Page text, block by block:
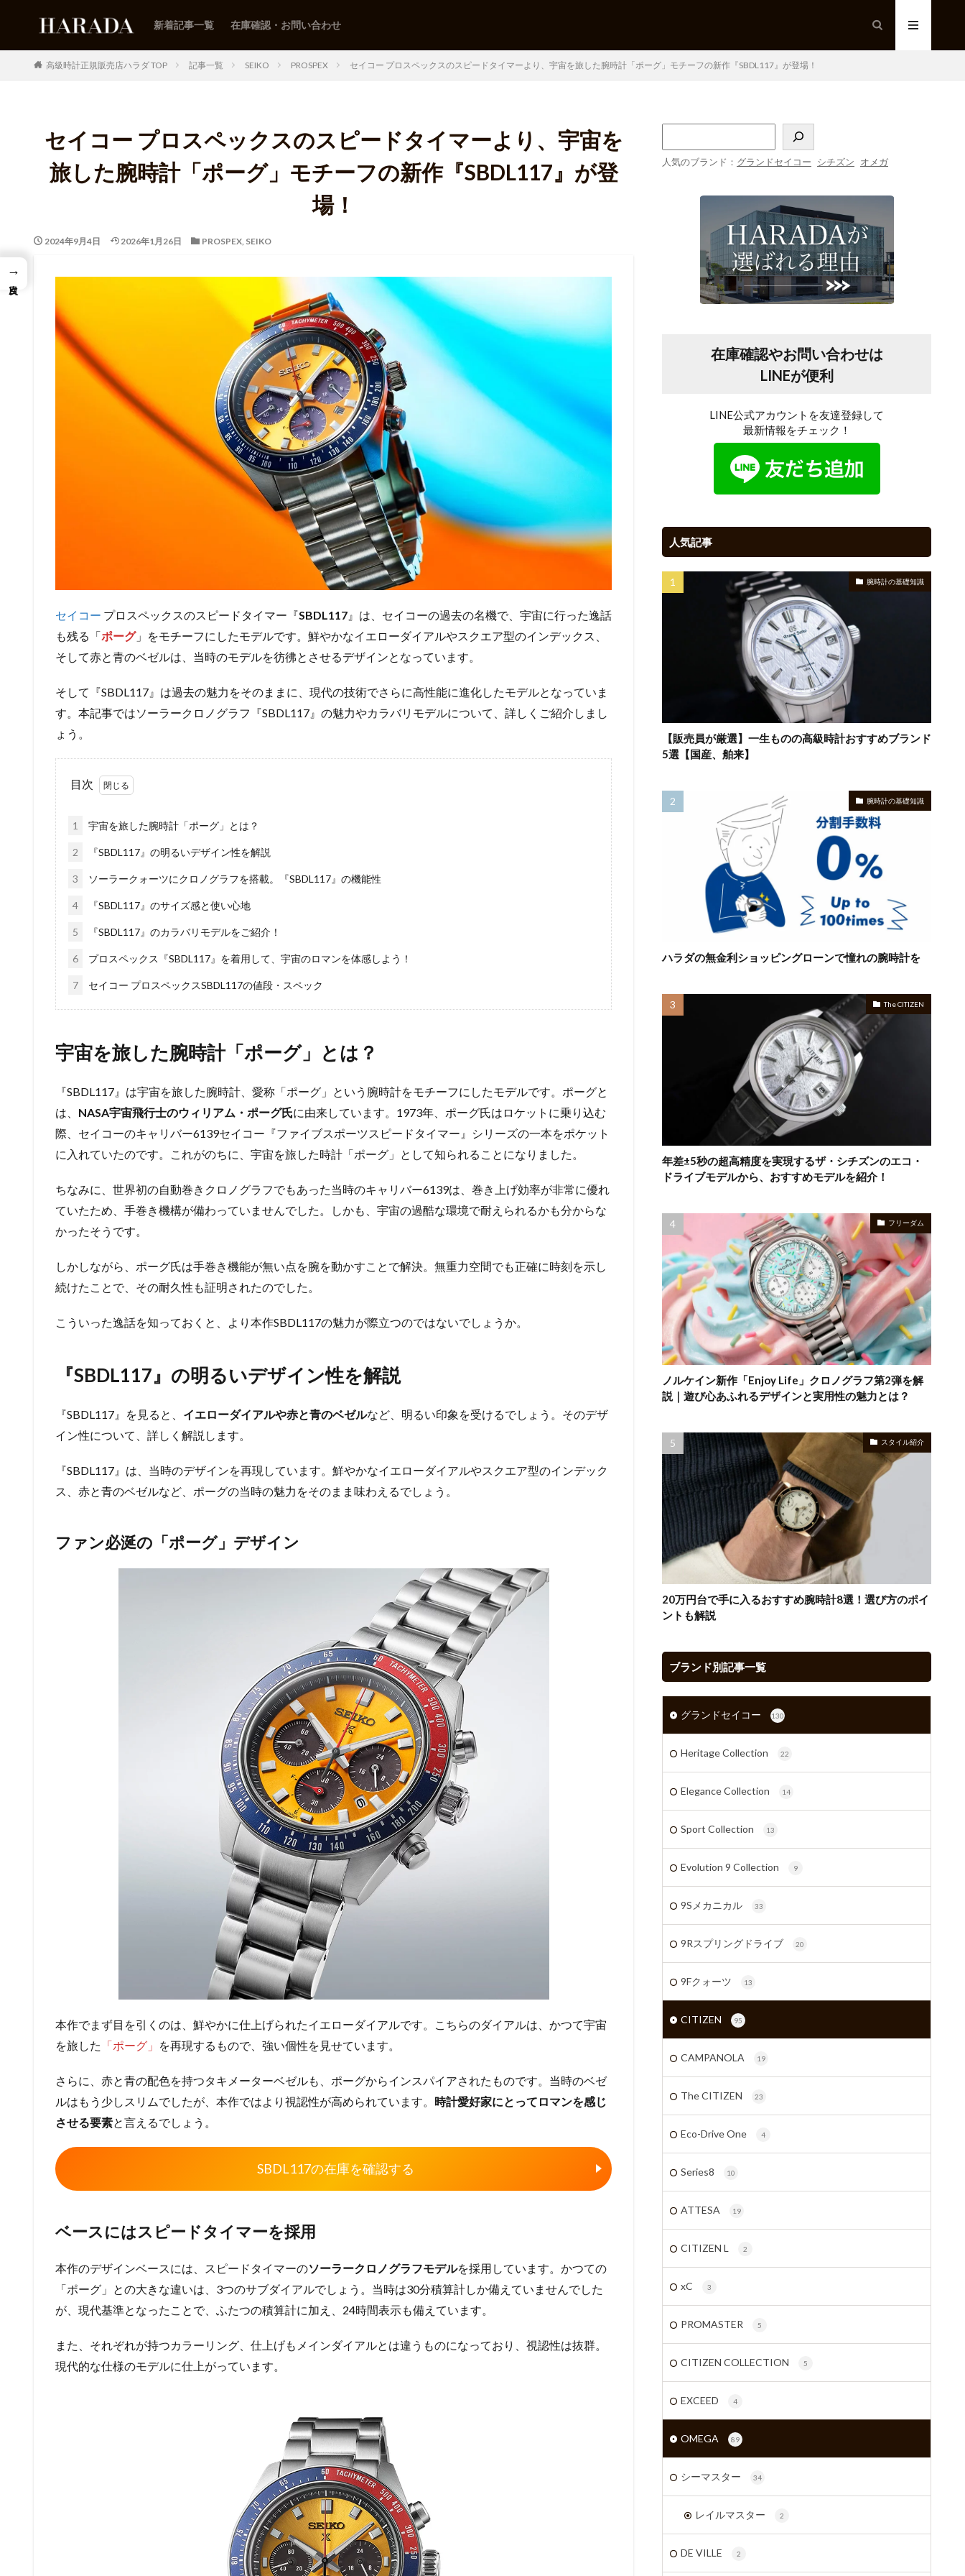
新着記事一覧 在庫確認・お問い合わせ
高級時計正規販売店ハラダ TOP 記事一覧 SEIKO PROSPEX セイコー プロスペックスのスピードタイマーより、宇宙を旅した腕時計「ポーグ」モチーフの新作『SBDL117』が登場！
セイコー プロスペックスのスピードタイマーより、宇宙を
旅した腕時計「ポーグ」モチーフの新作『SBDL117』が登
場！
2024年9月4日 2026年1月26日 PROSPEX, SEIKO
セイコー プロスペックスのスピードタイマー『SBDL117 』は、セイコーの過去の名機で、宇宙に行った逸話
も残る「ポーグ」をモチーフにしたモデルです。鮮やかなイエローダイアルやスクエア型のインデックス、
そして赤と青のベゼルは、当時のモデルを彷彿とさせるデザインとなっています。
そして『SBDL117』は過去の魅力をそのままに、現代の技術でさらに高性能に進化したモデルとなっていま
す。本記事ではソーラークロノグラフ『SBDL117』の魅力やカラバリモデルについて、詳しくご紹介しまし
ょう。
目次
1 宇宙を旅した腕時計「ポーグ」とは？
2 『SBDL117』の明るいデザイン性を解説
3 ソーラークォーツにクロノグラフを搭載。『SBDL117』の機能性
4 『SBDL117』のサイズ感と使い心地
5 『SBDL117』のカラバリモデルをご紹介！
6 プロスペックス『SBDL117』を着用して、宇宙のロマンを体感しよう！
7 セイコー プロスペックスSBDL117の値段・スペック
宇宙を旅した腕時計「ポーグ」とは？
『SBDL117』は宇宙を旅した腕時計、愛称「ポーグ」という腕時計をモチーフにしたモデルです。ポーグと
は、 NASA宇宙飛行士のウィリアム・ポーグ氏に由来しています。1973年、ポーグ氏はロケットに乗り込む
際、セイコーのキャリバー6139セイコー『ファイブスポーツスピードタイマー』シリーズの一本をポケット
に入れていたのです。これがのちに、宇宙を旅した時計「ポーグ」として知られることになりました。
ちなみに、世界初の自動巻きクロノグラフでもあった当時のキャリバー6139は、巻き上げ効率が非常に優れ
ていたため、手巻き機構が備わっていませんでした。しかも、宇宙の過酷な環境で耐えられるかも分からな
かったそうです。
しかしながら、ポーグ氏は手巻き機能が無い点を腕を動かすことで解決。無重力空間でも正確に時刻を示し
続けたことで、その耐久性も証明されたのでした。
こういった逸話を知っておくと、より本作SBDL117の魅力が際立つのではないでしょうか。
『SBDL117』の明るいデザイン性を解説
『SBDL117』を見ると、 イエローダイアルや赤と青のベゼルなど、明るい印象を受けるでしょう。そのデザ
イン性について、詳しく解説します。
『SBDL117』は、当時のデザインを再現しています。鮮やかなイエローダイアルやスクエア型のインデック
ス、赤と青のベゼルなど、ポーグの当時の魅力をそのまま味わえるでしょう。
ファン必涎の「ポーグ」デザイン
本作でまず目を引くのは、鮮やかに仕上げられたイエローダイアルです。こちらのダイアルは、かつて宇宙
を旅した 「ポーグ」 を再現するもので、強い個性を見せています。
さらに、赤と青の配色を持つタキメーターベゼルも、ポーグからインスパイアされたものです。当時のベゼ
ルはもう少しスリムでしたが、本作ではより視認性が高められています。 時計愛好家にとってロマンを感じ
させる要素と言えるでしょう。
SBDL117の在庫を確認する
ベースにはスピードタイマーを採用
本作のデザインベースには、スピードタイマーのソーラークロノグラフモデルを採用しています。かつての
「ポーグ」との大きな違いは、3つのサブダイアルでしょう。当時は30分積算計しか備えていませんでした
が、現代基準となったことで、ふたつの積算計に加え、24時間表示も備えています。
また、それぞれが持つカラーリング、仕上げもメインダイアルとは違うものになっており、視認性は抜群。
現代的な仕様のモデルに仕上がっています。
人気のブランド： グランドセイコー シチズン オメガ
在庫確認やお問い合わせは
LINEが便利
LINE公式アカウントを友達登録して
最新情報をチェック！
人気記事
腕時計の基礎知識
【販売員が厳選】一生ものの高級時計おすすめブランド
5選【国産、舶来】
腕時計の基礎知識
ハラダの無金利ショッピングローンで憧れの腕時計を
The CITIZEN
年差±5秒の超高精度を実現するザ・シチズンのエコ・
ドライブモデルから、おすすめモデルを紹介！
フリーダム
ノルケイン新作「Enjoy Life」クロノグラフ第2弾を解
説｜遊び心あふれるデザインと実用性の魅力とは？
スタイル紹介
20万円台で手に入るおすすめ腕時計8選！選び方のポイ
ントも解説
ブランド別記事一覧
グランドセイコー 130
Heritage Collection 22
Elegance Collection 14
Sport Collection 13
Evolution 9 Collection 9
9Sメカニカル 33
9Rスプリングドライブ 20
9Fクォーツ 13
CITIZEN 95
CAMPANOLA 19
The CITIZEN 23
Eco-Drive One 4
Series8 10
ATTESA 19
CITIZEN L 2
xC 3
PROMASTER 5
CITIZEN COLLECTION 5
EXCEED 4
OMEGA 89
シーマスター 34
レイルマスター 2
DE VILLE 2
→